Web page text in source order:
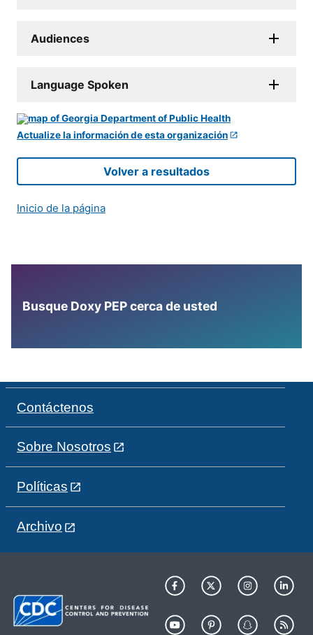
Audiences
Language Spoken
Actualize la información de esta organización
Volver a resultados
Inicio de la página
Busque Doxy PEP cerca de usted
Contáctenos
Sobre Nosotros
Políticas
Archivo